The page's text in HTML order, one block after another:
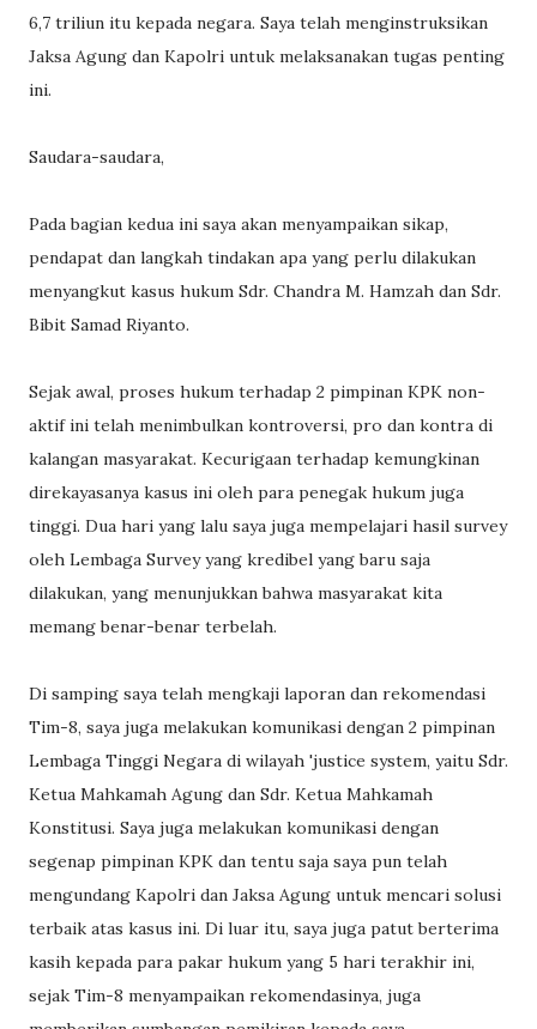
6,7 triliun itu kepada negara. Saya telah menginstruksikan
Jaksa Agung dan Kapolri untuk melaksanakan tugas penting
ini.
Saudara-saudara,
Pada bagian kedua ini saya akan menyampaikan sikap,
pendapat dan langkah tindakan apa yang perlu dilakukan
menyangkut kasus hukum Sdr. Chandra M. Hamzah dan Sdr.
Bibit Samad Riyanto.
Sejak awal, proses hukum terhadap 2 pimpinan KPK non-
aktif ini telah menimbulkan kontroversi, pro dan kontra di
kalangan masyarakat. Kecurigaan terhadap kemungkinan
direkayasanya kasus ini oleh para penegak hukum juga
tinggi. Dua hari yang lalu saya juga mempelajari hasil survey
oleh Lembaga Survey yang kredibel yang baru saja
dilakukan, yang menunjukkan bahwa masyarakat kita
memang benar-benar terbelah.
Di samping saya telah mengkaji laporan dan rekomendasi
Tim-8, saya juga melakukan komunikasi dengan 2 pimpinan
Lembaga Tinggi Negara di wilayah 'justice system, yaitu Sdr.
Ketua Mahkamah Agung dan Sdr. Ketua Mahkamah
Konstitusi. Saya juga melakukan komunikasi dengan
segenap pimpinan KPK dan tentu saja saya pun telah
mengundang Kapolri dan Jaksa Agung untuk mencari solusi
terbaik atas kasus ini. Di luar itu, saya juga patut berterima
kasih kepada para pakar hukum yang 5 hari terakhir ini,
sejak Tim-8 menyampaikan rekomendasinya, juga